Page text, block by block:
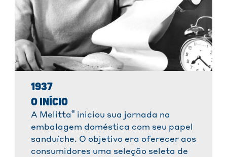
1937
O INÍCIO
A Melitta® iniciou sua jornada na
embalagem doméstica com seu papel
sanduíche. O objetivo era oferecer aos
consumidores uma seleção seleta de